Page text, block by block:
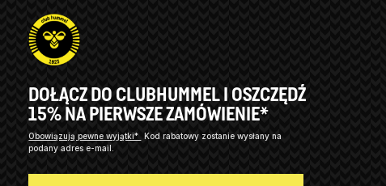
DOŁĄCZ DO CLUBHUMMEL I OSZCZĘDŹ
15% NA PIERWSZE ZAMÓWIENIE*
Obowiązują pewne wyjątki*
Kod rabatowy zostanie wysłany na
podany adres e-mail.